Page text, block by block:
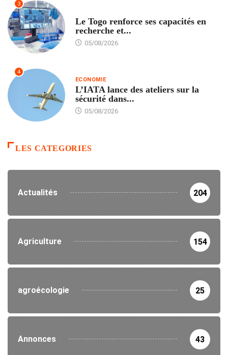
3
Le Togo renforce ses capacités en
recherche et...
05/08/2026
4
ECONOMIE
L’IATA lance des ateliers sur la
sécurité dans...
05/08/2026
LES CATEGORIES
Actualités 204
Agriculture 154
agroécologie 25
Annonces 43